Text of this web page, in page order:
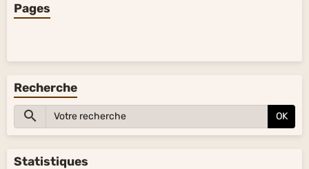
Pages
Recherche
OK
Statistiques